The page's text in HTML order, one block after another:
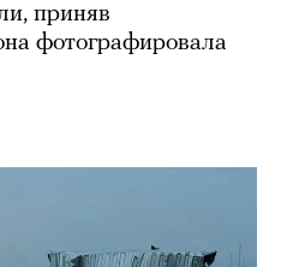
приняв
фотографировала